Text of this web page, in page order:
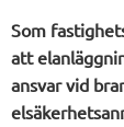
Som
att
ansvar vid